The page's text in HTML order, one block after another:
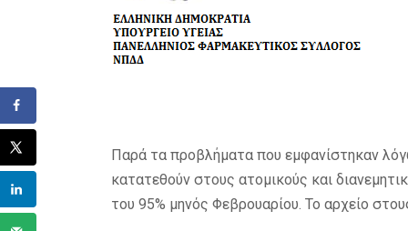
Παρά τα προβλήματα που εμφανίστηκαν
κατατεθούν στους ατομικούς και
του 95% μηνός Φεβρουαρίου. Το αρχείο